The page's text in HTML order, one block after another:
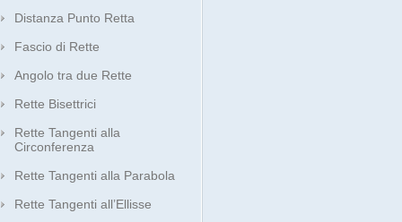
Distanza Punto Retta
Fascio di Rette
Angolo tra due Rette
Rette Bisettrici
Rette Tangenti alla
Circonferenza
Rette Tangenti alla Parabola
Rette Tangenti all’Ellisse